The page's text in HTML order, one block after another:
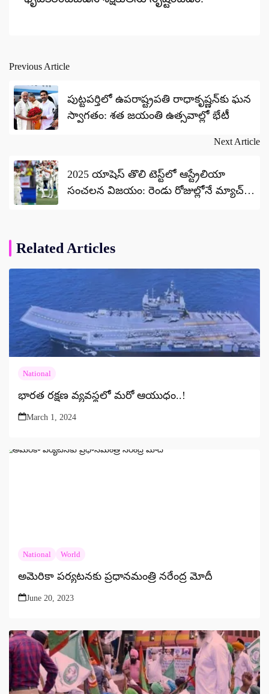
Post
navigation
Previous Article
పుట్టపర్తిలో ఉపరాష్ట్రపతి రాధాకృష్ణన్‌కు ఘన
స్వాగతం: శత జయంతి ఉత్సవాల్లో భేటీ
Next Article
2025 యాషెస్ తొలి టెస్ట్‌లో ఆస్ట్రేలియా
సంచలన విజయం: రెండు రోజుల్లోనే మ్యాచ్
Related Articles
National
భారత రక్షణ వ్యవస్థలో మరో ఆయుధం..!
March 1, 2024
National World
అమెరికా పర్యటనకు ప్రధానమంత్రి నరేంద్ర మోదీ
June 20, 2023